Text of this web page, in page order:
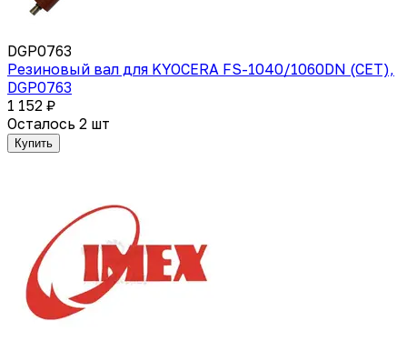
DGP0763
Резиновый вал для KYOCERA FS-1040/1060DN (CET),
DGP0763
1 152 ₽
Осталось 2 шт
Купить